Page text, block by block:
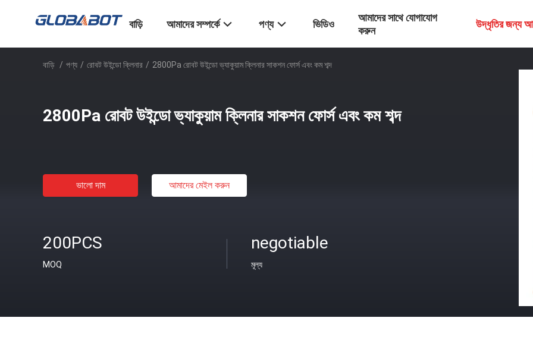
বাড়ি আমাদের সম্পর্কে পণ্য ভিডিও
আমাদের সাথে যোগাযোগ
করুন
উদ্ধৃতির জন্য
বাড়ি / পণ্য / রোবট উইন্ডো ক্লিনার / 2800Pa রোবট উইন্ডো ভ্যাকুয়াম ক্লিনার সাকশন ফোর্স এবং কম শব্দ
2800Pa রোবট উইন্ডো ভ্যাকুয়াম ক্লিনার সাকশন ফোর্স এবং কম শব্দ
ভালো দাম আমাদের মেইল ​​করুন
200PCS
MOQ
negotiable
মূল্য